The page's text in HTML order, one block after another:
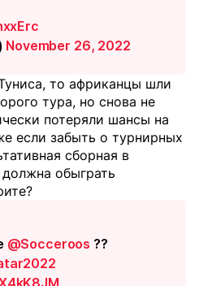
November 26, 2022
то африканцы шли
тура, но снова не
потеряли шансы на
если забыть о турнирных
сборная в
обыграть
@Socceroos ??